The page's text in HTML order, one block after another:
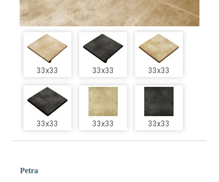
33x33 33x33 33x33
33x33 33x33 33x33
Petra